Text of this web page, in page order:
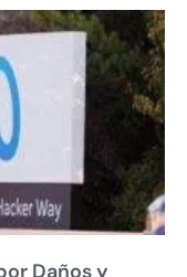
Daños y